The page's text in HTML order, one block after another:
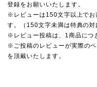
登録をお願いいたします。
※レビューは150文字以上でお
す。（150文字未満は特典の対
※レビュー投稿は、1商品につ
※ご投稿のレビューが実際の
を頂戴いたします。